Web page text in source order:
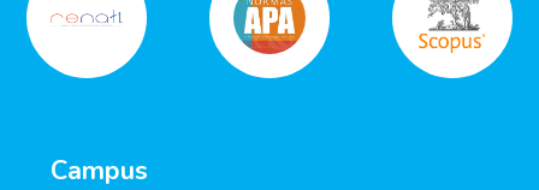
Campus